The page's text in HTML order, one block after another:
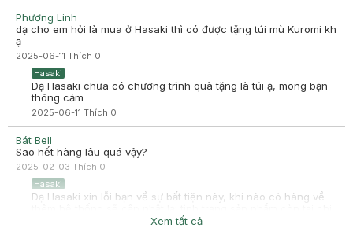
Truc Nguyen Mai
2025-02-13
Thơm. thích mùi phấn
Phương Linh
dạ cho em hỏi là mua ở Hasaki thì có được tặng túi mù Kuromi kh
ạ
2025-06-11 Thích 0
Hasaki
Dạ Hasaki chưa có chương trình quà tặng là túi ạ, mong bạn
thông cảm
2025-06-11 Thích 0
Bát Bell
Sao hết hàng lâu quá vậy?
2025-02-03 Thích 0
Hasaki
Dạ Hasaki xin lỗi bạn về sự bất tiện này, khi nào có hàng về
nhánh và thông báo trên Fanpage: Hasaki Beauty & Clinic,
Xem tất cả